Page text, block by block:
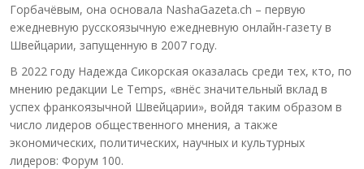
Горбачёвым, она основала NashaGazeta.ch – первую
ежедневную русскоязычную ежедневную онлайн-газету в
Швейцарии, запущенную в 2007 году.
В 2022 году Надежда Сикорская оказалась среди тех, кто, по
мнению редакции Le Temps, «внёс значительный вклад в
успех франкоязычной Швейцарии», войдя таким образом в
число лидеров общественного мнения, а также
экономических, политических, научных и культурных
лидеров: Форум 100.